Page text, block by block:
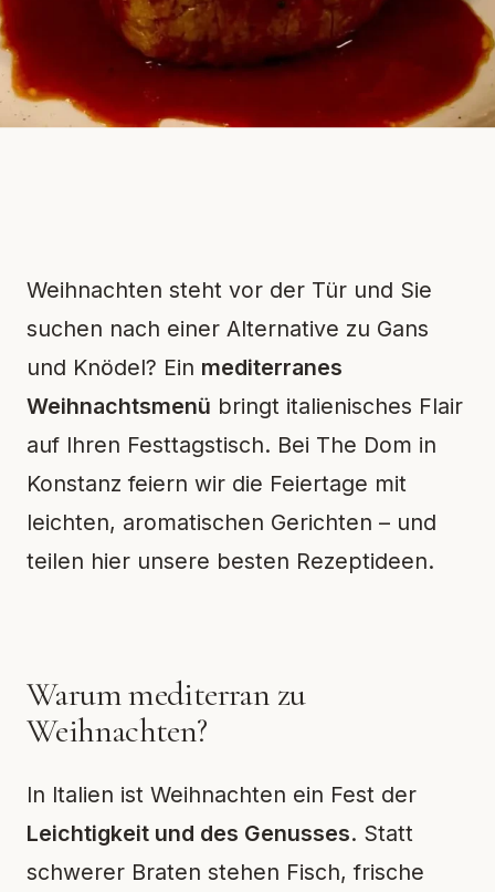
Weihnachten steht vor der Tür und Sie
suchen nach einer Alternative zu Gans
und Knödel? Ein mediterranes
Weihnachtsmenü bringt italienisches Flair
auf Ihren Festtagstisch. Bei The Dom in
Konstanz feiern wir die Feiertage mit
leichten, aromatischen Gerichten – und
teilen hier unsere besten Rezeptideen.
Warum mediterran zu
Weihnachten?
In Italien ist Weihnachten ein Fest der
Leichtigkeit und des Genusses. Statt
schwerer Braten stehen Fisch, frische